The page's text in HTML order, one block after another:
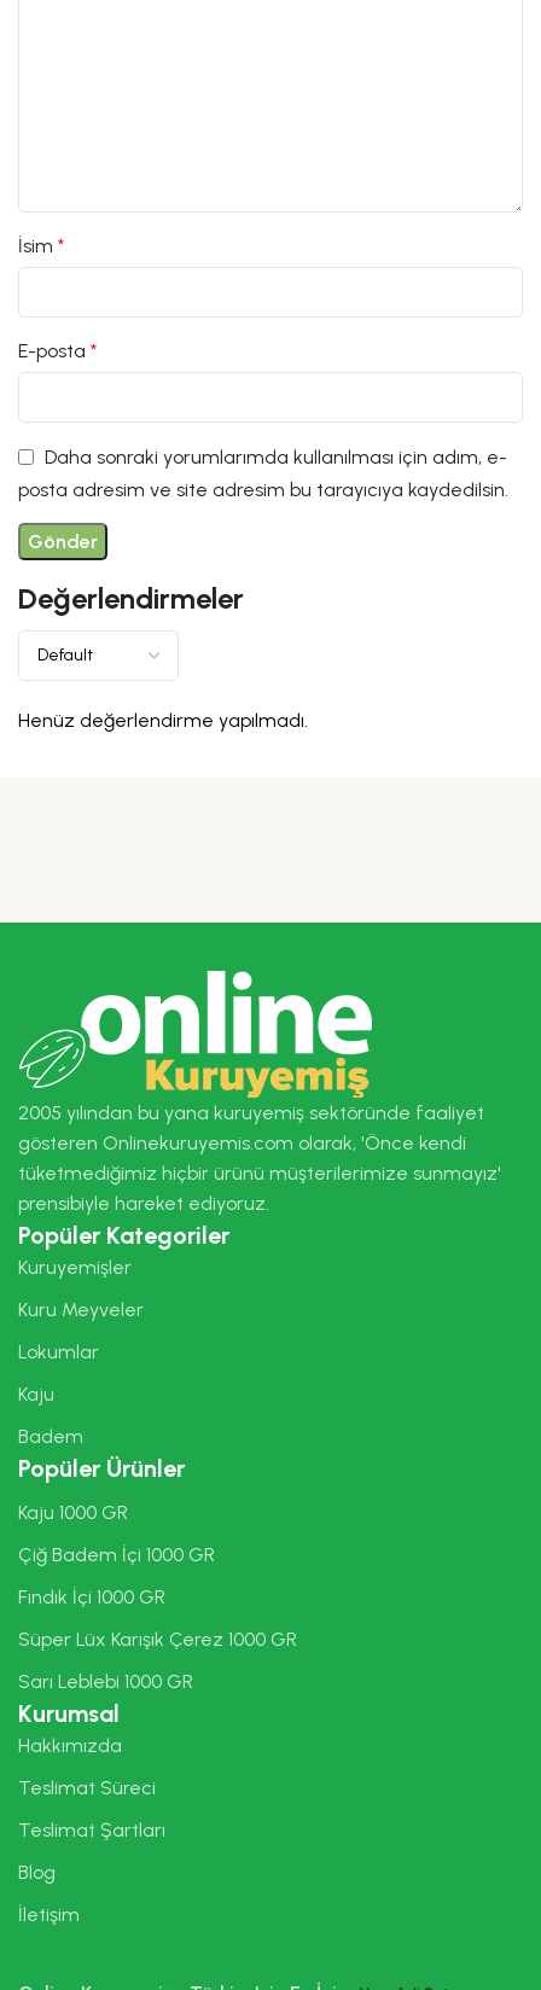
Değerlendirmeler
Henüz değerlendirme yapılmadı.
İsim*
E-posta*
Daha sonraki yorumlarımda kullanılması için adım, e-
posta adresim ve site adresim bu tarayıcıya kaydedilsin.
2005 yılından bu yana kuruyemiş sektöründe faaliyet
gösteren Onlinekuruyemis.com olarak, 'Önce kendi
tüketmediğimiz hiçbir ürünü müşterilerimize sunmayız'
prensibiyle hareket ediyoruz.
Popüler Kategoriler
Kuruyemişler
Kuru Meyveler
Lokumlar
Kaju
Badem
Popüler Ürünler
Kaju 1000 GR
Çiğ Badem İçi 1000 GR
Fındık İçi 1000 GR
Süper Lüx Karışık Çerez 1000 GR
Sarı Leblebi 1000 GR
Kurumsal
Hakkımızda
Teslimat Süreci
Teslimat Şartları
Blog
İletişim